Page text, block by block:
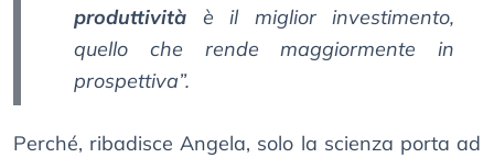
produttività è il miglior investimento,
quello che rende maggiormente in
prospettiva”.
Perché, ribadisce Angela, solo la scienza porta ad